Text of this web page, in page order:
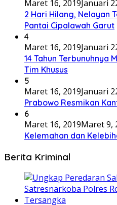
Maret 16, 2019 Januari
2 Hari Hilang, Nelayan
Pantai Cipalawah Garut
4
Maret 16, 2019Januari
14 Tahun Terbunuhnya
Tim Khusus
5
Maret 16, 2019Januari
Prabowo Resmikan
6
Maret 16, 2019Maret 9,
Kelemahan dan
Berita Kriminal